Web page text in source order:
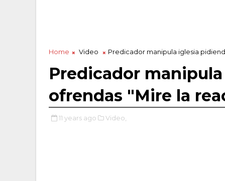
Home Video Predicador manipula iglesia
Predicador
ofrendas "Mire la
11 years ago Video,